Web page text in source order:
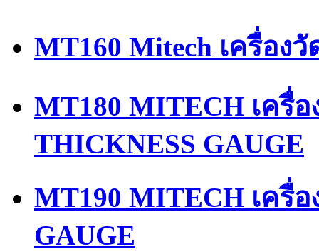
MT160 Mitech เครื่อง
MT180 MITECH เครื่
THICKNESS GAUGE
MT190 MITECH เครื่
GAUGE